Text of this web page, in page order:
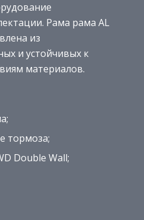
Рама рама AL
из
и устойчивых к
материалов.
тормоза;
Double Wall;